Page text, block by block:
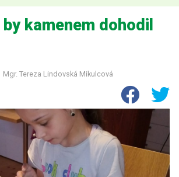
kamenem dohodil
Mgr. Tereza Lindovská Mikulcová